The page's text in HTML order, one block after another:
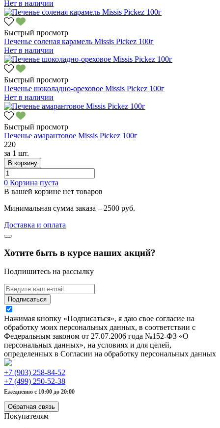
Нет в наличии
Быстрый просмотр
Печенье соленая карамель Missis Pickez 100г
Нет в наличии
Быстрый просмотр
Печенье шоколадно-ореховое Missis Pickez 100г
Нет в наличии
Быстрый просмотр
Печенье амарантовое Missis Pickez 100г
220
за 1 шт.
В корзину
0 Корзина пуста
В вашей корзине нет товаров
Минимальная сумма заказа – 2500 руб.
Доставка и оплата
Хотите быть в курсе наших акций?
Подпишитесь на рассылку
Подписаться
Нажимая кнопку «Подписаться», я даю свое согласие на
обработку моих персональных данных, в соответствии с
Федеральным законом от 27.07.2006 года №152-ФЗ «О
персональных данных», на условиях и для целей,
определенных в Согласии на обработку персональных данных
+7 (903) 258-84-52
+7 (499) 250-52-38
Ежедневно с 10:00 до 20:00
Обратная связь
Покупателям